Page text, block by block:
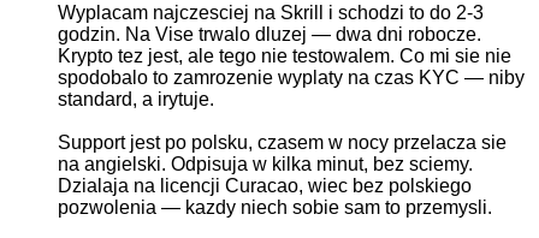
Wyplacam najczesciej na Skrill i schodzi to do 2-3
godzin. Na Vise trwalo dluzej — dwa dni robocze.
Krypto tez jest, ale tego nie testowalem. Co mi sie nie
spodobalo to zamrozenie wyplaty na czas KYC — niby
standard, a irytuje.
Support jest po polsku, czasem w nocy przelacza sie
na angielski. Odpisuja w kilka minut, bez sciemy.
Dzialaja na licencji Curacao, wiec bez polskiego
pozwolenia — kazdy niech sobie sam to przemysli.